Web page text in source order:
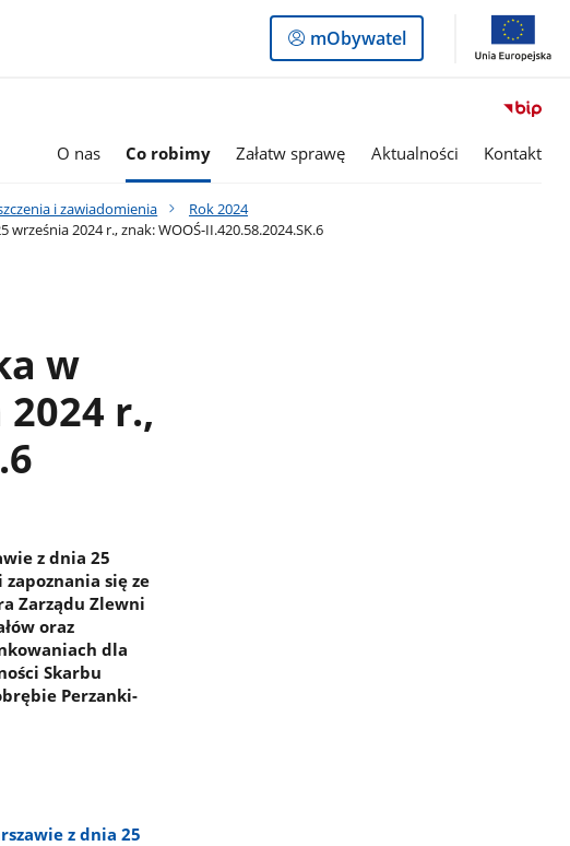
Logowanie
do
mObywatel
O nas Co robimy Załatw sprawę Aktualności Kontakt
i zawiadomienia
Rok 2024
2024 r., znak: WOOŚ-II.420.58.2024.SK.6
w
r.,
z dnia 25
zapoznania się ze
Zarządu Zlewni
oraz
dla
Skarbu
Perzanki-
z dnia 25